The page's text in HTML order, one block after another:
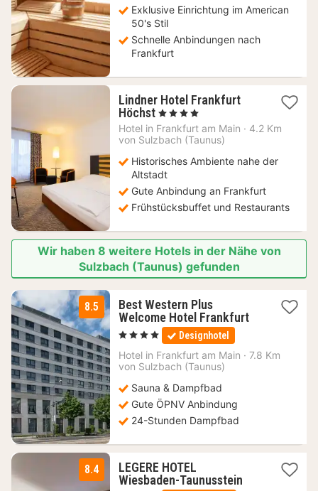
Exklusive Einrichtung im American
50's Stil
Schnelle Anbindungen nach
Frankfurt
Lindner Hotel Frankfurt
Höchst 1
Nacht
ab
€
, 4 Sterne
Hotel in Frankfurt am Main · 4.2 Km
von Sulzbach (Taunus)
Historisches Ambiente nahe der
Altstadt
Gute Anbindung an Frankfurt
Frühstücksbuffet und Restaurants
Wir haben 8 weitere Hotels in der Nähe von
Sulzbach (Taunus) gefunden
8.5
Best Western Plus
Welcome Hotel Frankfurt1
192
, 4 Sterne Designhotel
Hotel in Frankfurt am Main · 7.8 Km
von Sulzbach (Taunus)
Sauna & Dampfbad
Gute ÖPNV Anbindung
24-Stunden Dampfbad
8.4
LEGERE HOTEL
Wiesbaden-Taunusstein2